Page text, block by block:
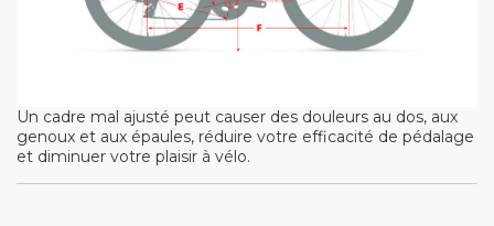
Un cadre mal ajusté peut causer des douleurs au dos, aux
genoux et aux épaules, réduire votre efficacité de pédalage
et diminuer votre plaisir à vélo.